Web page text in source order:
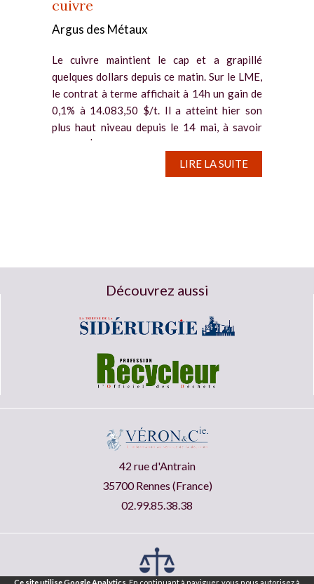
cuivre
Argus des Métaux
Le cuivre maintient le cap et a grapillé
quelques dollars depuis ce matin. Sur le LME,
le contrat à terme affichait à 14h un gain de
0,1% à 14.083,50 $/t. Il a atteint hier son
plus haut niveau depuis le 14 mai, à savoir
14.117 $/t. Des...
LIRE LA SUITE
Découvrez aussi
42 rue d'Antrain
35700 Rennes (France)
02.99.85.38.38